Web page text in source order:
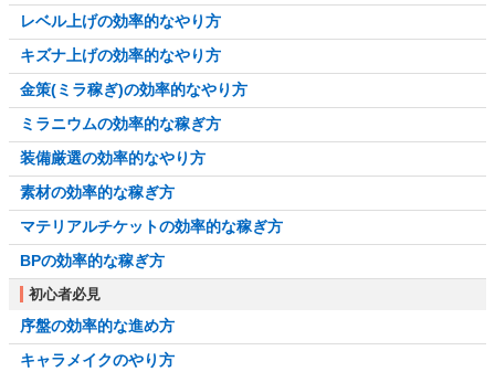
レベル上げの効率的なやり方
キズナ上げの効率的なやり方
金策(ミラ稼ぎ)の効率的なやり方
ミラニウムの効率的な稼ぎ方
装備厳選の効率的なやり方
素材の効率的な稼ぎ方
マテリアルチケットの効率的な稼ぎ方
BPの効率的な稼ぎ方
初心者必見
序盤の効率的な進め方
キャラメイクのやり方